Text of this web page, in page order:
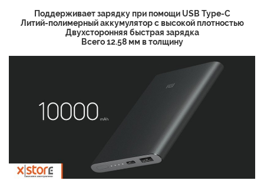
Поддерживает зарядку при помощи USB Type-C
Литий-полимерный аккумулятор с высокой плотностью
Двухсторонняя быстрая зарядка
Всего 12.58 мм в толщину